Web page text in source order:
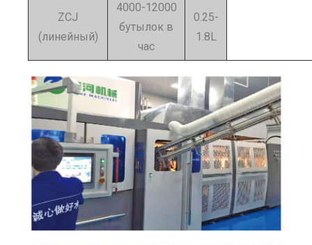
ZCJ
(линейный)
4000-12000
бутылок в
час
0.25-
1.8L